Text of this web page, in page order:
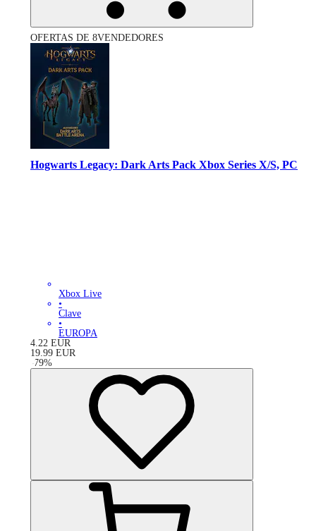
OFERTAS DE 8VENDEDORES
Hogwarts Legacy: Dark Arts Pack Xbox Series X/S, PC
Xbox Live
•
Clave
•
EUROPA
4.22 EUR
19.99 EUR
-79%